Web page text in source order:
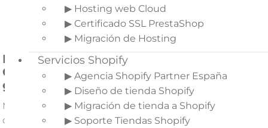
PrestaShop
8
compatible
Módulo para crear páginas
CMS privadas para clientes y
grupos
Módulo para crear secciones de
contenido (CMS) privadas. ¿Quieres tener
▶ Hosting web Cloud
▶ Certificado SSL PrestaShop
▶ Migración de Hosting
Servicios Shopify
▶ Agencia Shopify Partner España
▶ Diseño de tienda Shopify
▶ Migración de tienda a Shopify
▶ Soporte Tiendas Shopify